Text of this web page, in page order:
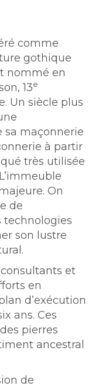
comme
gothique
nommé en
13e
Un siècle plus
maçonnerie
à partir
très utilisée
On
de
technologies
son lustre
et
en
d’exécution
ans. Ces
pierres
ancestral
de